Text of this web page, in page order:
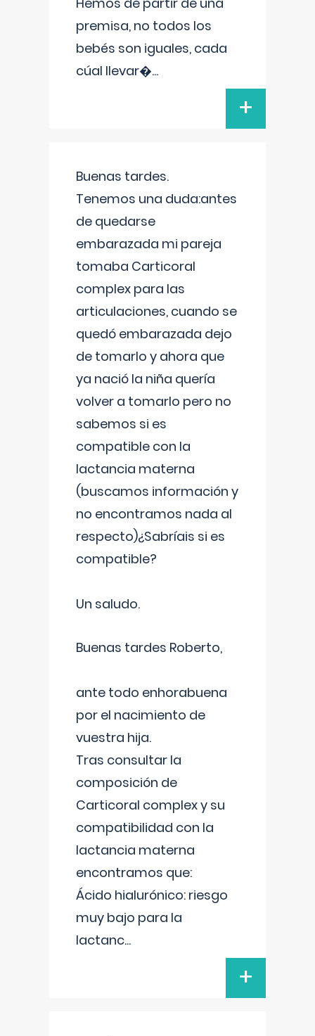
premisa, no todos los
bebés son iguales, cada
cúal llevar�...
+
Buenas tardes.
Tenemos una duda:antes
de quedarse
embarazada mi pareja
tomaba Carticoral
complex para las
articulaciones, cuando se
quedó embarazada dejo
de tomarlo y ahora que
ya nació la niña quería
volver a tomarlo pero no
sabemos si es
compatible con la
lactancia materna
(buscamos información y
no encontramos nada al
respecto)¿Sabríais si es
compatible?
Un saludo.
Buenas tardes Roberto,
ante todo enhorabuena
por el nacimiento de
vuestra hija.
Tras consultar la
composición de
Carticoral complex y su
compatibilidad con la
lactancia materna
encontramos que:
Ácido hialurónico: riesgo
muy bajo para la
lactanc...
+